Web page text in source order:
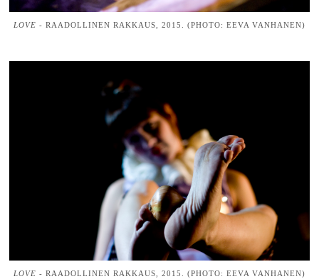
LOVE - RAADOLLINEN RAKKAUS, 2015. (PHOTO: EEVA VANHANEN)
LOVE - RAADOLLINEN RAKKAUS, 2015. (PHOTO: EEVA VANHANEN)